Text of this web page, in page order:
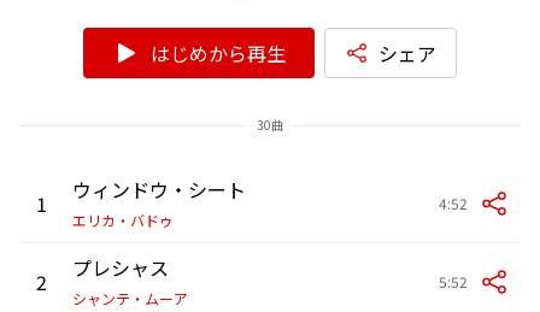
はじめから再生 シェア
30曲
1 ウィンドウ・シート
エリカ・バドゥ
4:52
2 プレシャス
シャンテ・ムーア
5:52